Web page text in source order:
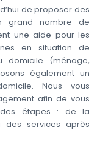
de proposer des
grand nombre de
une aide pour les
en situation de
domicile (ménage,
également un
Nous vous
afin de vous
des étapes : de la
des services après